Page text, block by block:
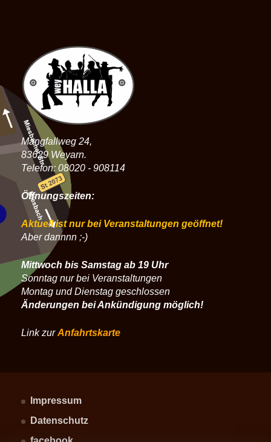
Mangfallweg 24,
83629 Weyarn.
Telefon: 08020 - 908114
Öffnungszeiten:
Aktuell ist nur bei Veranstaltungen geöffnet!
Aber dannnn ;-)
Mittwoch bis Samstag ab 19 Uhr
Sonntag nur bei Veranstaltungen
Montag und Dienstag geschlossen
Änderungen bei Ankündigung möglich!
Link zurAnfahrtskarte
Impressum
Datenschutz